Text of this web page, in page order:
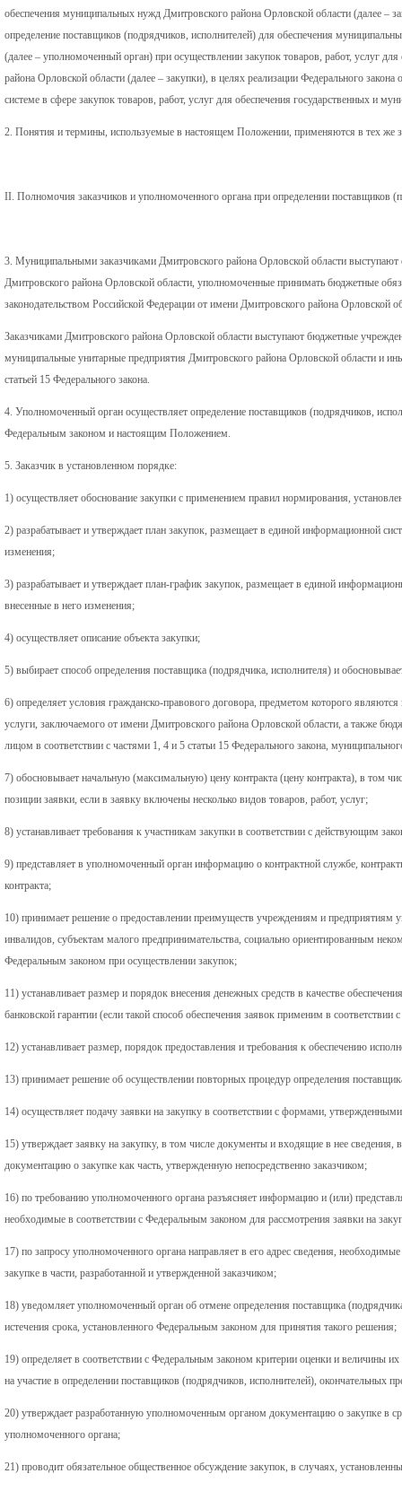
обеспечения муниципальных нужд Дмитровского района Орловской области (далее –
определение поставщиков (подрядчиков, исполнителей) для обеспечения
(далее – уполномоченный орган) при осуществлении закупок товаров, работ, услуг
района Орловской области (далее – закупки), в целях реализации Федерального
системе в сфере закупок товаров, работ, услуг для обеспечения государственных и
2. Понятия и термины, используемые в настоящем Положении, применяются в тех же
II. Полномочия заказчиков и уполномоченного органа при определении поставщиков
3. Муниципальными заказчиками Дмитровского района Орловской области выступают
Дмитровского района Орловской области, уполномоченные принимать бюджетные
законодательством Российской Федерации от имени Дмитровского района Орловской
Заказчиками Дмитровского района Орловской области выступают бюджетные
муниципальные унитарные предприятия Дмитровского района Орловской области и
статьей 15 Федерального закона.
4. Уполномоченный орган осуществляет определение поставщиков (подрядчиков,
Федеральным законом и настоящим Положением.
5. Заказчик в установленном порядке:
1) осуществляет обоснование закупки с применением правил нормирования,
2) разрабатывает и утверждает план закупок, размещает в единой информационной
изменения;
3) разрабатывает и утверждает план-график закупок, размещает в единой
внесенные в него изменения;
4) осуществляет описание объекта закупки;
5) выбирает способ определения поставщика (подрядчика, исполнителя) и
6) определяет условия гражданско-правового договора, предметом которого
услуги, заключаемого от имени Дмитровского района Орловской области, а также
лицом в соответствии с частями 1, 4 и 5 статьи 15 Федерального закона,
7) обосновывает начальную (максимальную) цену контракта (цену контракта), в том
позиции заявки, если в заявку включены несколько видов товаров, работ, услуг;
8) устанавливает требования к участникам закупки в соответствии с действующим
9) представляет в уполномоченный орган информацию о контрактной службе,
контракта;
10) принимает решение о предоставлении преимуществ учреждениям и предприятиям
инвалидов, субъектам малого предпринимательства, социально ориентированным
Федеральным законом при осуществлении закупок;
11) устанавливает размер и порядок внесения денежных средств в качестве
банковской гарантии (если такой способ обеспечения заявок применим в
12) устанавливает размер, порядок предоставления и требования к обеспечению
13) принимает решение об осуществлении повторных процедур определения
14) осуществляет подачу заявки на закупку в соответствии с формами,
15) утверждает заявку на закупку, в том числе документы и входящие в нее
документацию о закупке как часть, утвержденную непосредственно заказчиком;
16) по требованию уполномоченного органа разъясняет информацию и (или)
необходимые в соответствии с Федеральным законом для рассмотрения заявки на
17) по запросу уполномоченного органа направляет в его адрес сведения,
закупке в части, разработанной и утвержденной заказчиком;
18) уведомляет уполномоченный орган об отмене определения поставщика
истечения срока, установленного Федеральным законом для принятия такого решения;
19) определяет в соответствии с Федеральным законом критерии оценки и величины
на участие в определении поставщиков (подрядчиков, исполнителей), окончательных
20) утверждает разработанную уполномоченным органом документацию о закупке в
уполномоченного органа;
21) проводит обязательное общественное обсуждение закупок, в случаях,